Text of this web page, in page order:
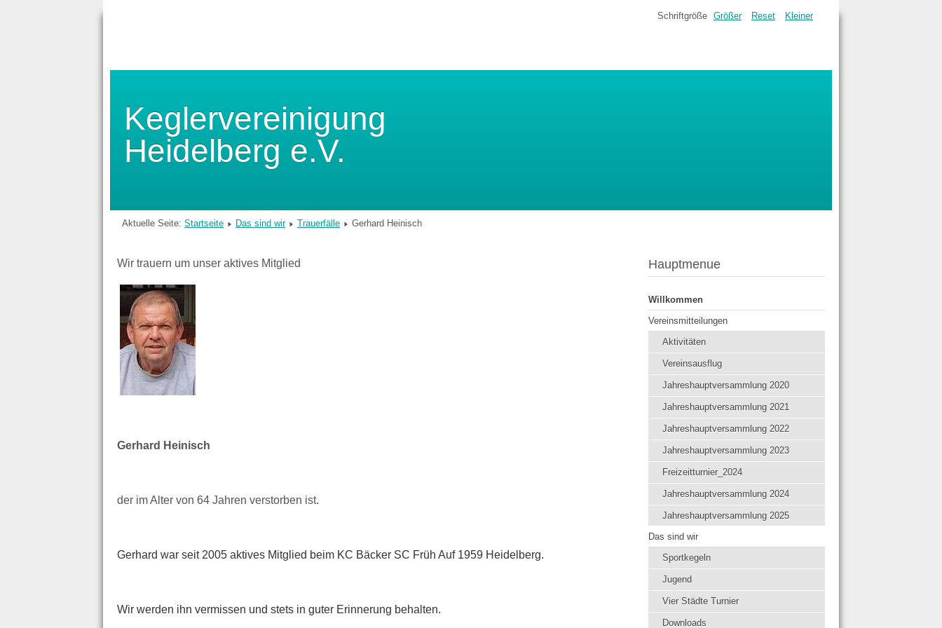
Keglervereinigung
Heidelberg e.V.
Schriftgröße Größer Reset Kleiner
Aktuelle Seite: Startseite Das sind wir Trauerfälle Gerhard Heinisch
Wir trauern um unser aktives Mitglied
Gerhard Heinisch
der im Alter von 64 Jahren verstorben ist.
Gerhard war seit 2005 aktives Mitglied beim KC Bäcker SC Früh Auf 1959 Heidelberg.
Wir werden ihn vermissen und stets in guter Erinnerung behalten.
Hauptmenue
Willkommen
Vereinsmitteilungen
Aktivitäten
Vereinsausflug
Jahreshauptversammlung 2020
Jahreshauptversammlung 2021
Jahreshauptversammlung 2022
Jahreshauptversammlung 2023
Freizeitturnier_2024
Jahreshauptversammlung 2024
Jahreshauptversammlung 2025
Das sind wir
Sportkegeln
Jugend
Vier Städte Turnier
Downloads